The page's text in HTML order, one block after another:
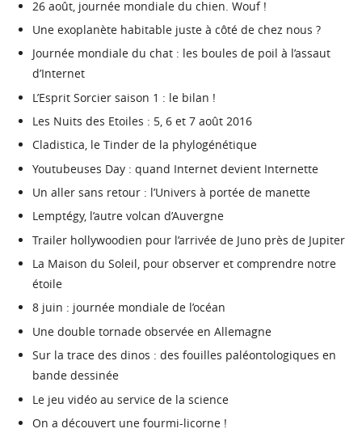
26 août, journée mondiale du chien. Wouf !
Une exoplanète habitable juste à côté de chez nous ?
Journée mondiale du chat : les boules de poil à l’assaut
d’Internet
L’Esprit Sorcier saison 1 : le bilan !
Les Nuits des Etoiles : 5, 6 et 7 août 2016
Cladistica, le Tinder de la phylogénétique
Youtubeuses Day : quand Internet devient Internette
Un aller sans retour : l’Univers à portée de manette
Lemptégy, l’autre volcan d’Auvergne
Trailer hollywoodien pour l’arrivée de Juno près de Jupiter
La Maison du Soleil, pour observer et comprendre notre
étoile
8 juin : journée mondiale de l’océan
Une double tornade observée en Allemagne
Sur la trace des dinos : des fouilles paléontologiques en
bande dessinée
Le jeu vidéo au service de la science
On a découvert une fourmi-licorne !